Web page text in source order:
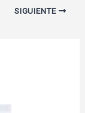
SIGUIENTE